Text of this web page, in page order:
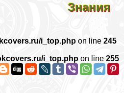
Знания
i_top.php on line245
i_top.php on line 255